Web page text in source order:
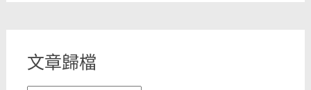
文章歸檔